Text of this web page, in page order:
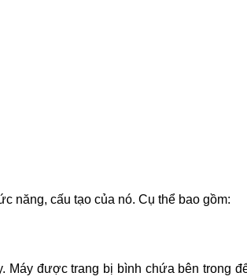
năng, cấu tạo của nó. Cụ thể bao gồm:
Máy được trang bị bình chứa bên trong